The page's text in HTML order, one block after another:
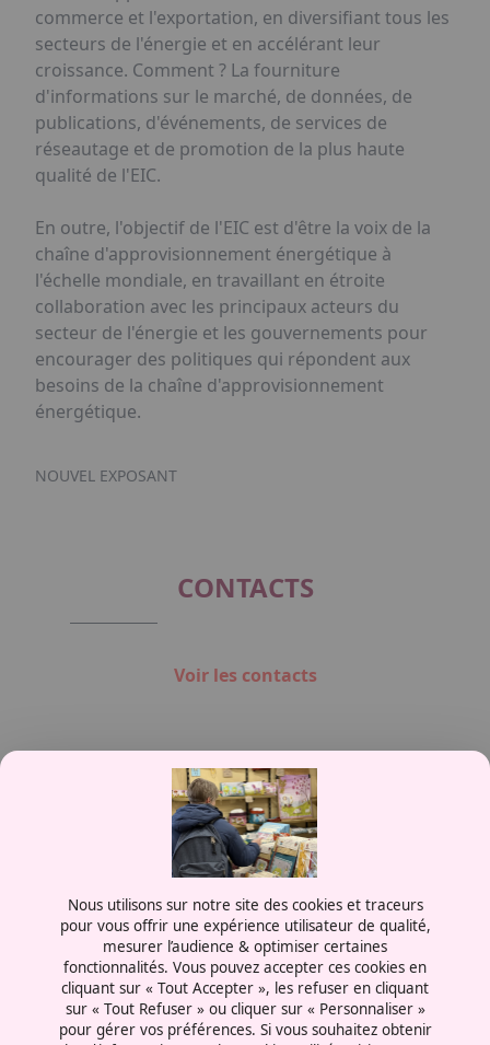
commerce et l'exportation, en diversifiant tous les
secteurs de l'énergie et en accélérant leur
croissance. Comment ? La fourniture
d'informations sur le marché, de données, de
publications, d'événements, de services de
réseautage et de promotion de la plus haute
qualité de l'EIC.
En outre, l'objectif de l'EIC est d'être la voix de la
chaîne d'approvisionnement énergétique à
l'échelle mondiale, en travaillant en étroite
collaboration avec les principaux acteurs du
secteur de l'énergie et les gouvernements pour
encourager des politiques qui répondent aux
besoins de la chaîne d'approvisionnement
énergétique.
NOUVEL EXPOSANT
CONTACTS
Voir les contacts
0387556600
Rue de la Grange aux Bois
57070 - Metz
France
Nous utilisons sur notre site des cookies et traceurs
pour vous offrir une expérience utilisateur de qualité,
mesurer l’audience & optimiser certaines
fonctionnalités. Vous pouvez accepter ces cookies en
cliquant sur « Tout Accepter », les refuser en cliquant
sur « Tout Refuser » ou cliquer sur « Personnaliser »
pour gérer vos préférences. Si vous souhaitez obtenir